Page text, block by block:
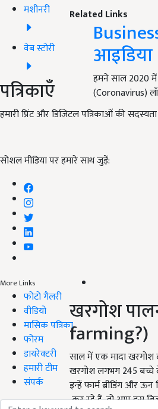
मशीनरी
वेब स्टोरी
पत्रिकाएँ
हमारी प्रिंट और डिजिटल पत्रिकाओं की
सोशल मीडिया पर हमारे साथ जुड़ें:
More Links
फोटो गैलरी
वीडियो
मासिक पत्रिका
फोरम
डायरेक्टरी
हमारी टीम
संपर्क
Related Links
आइडिया
हमने साल 2020 में
(Coronavirus)
खरगोश
farming?)
साल में एक मादा खरगोश
खरगोश लगभग 245 बच्चे
इन्हें फार्म ब्रीडिंग और
कर रहे हैं, तो आप इस